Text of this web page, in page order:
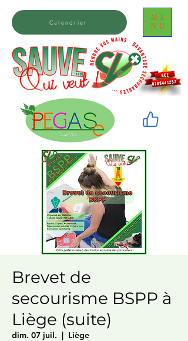
ME
NU
Calendrier
Brevet de
secourisme BSPP à
Liège (suite)
dim. 07 juil.
  |
Liège